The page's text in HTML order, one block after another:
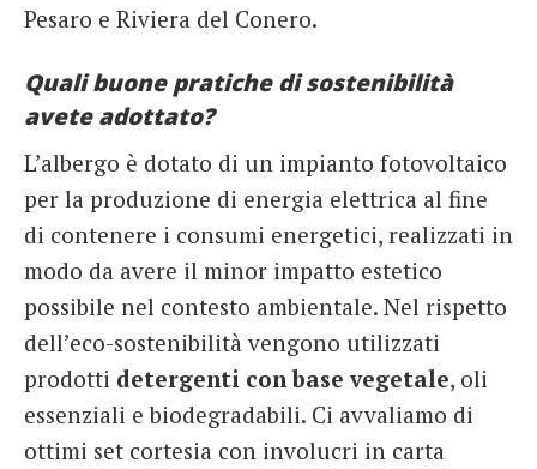
Pesaro e Riviera del Conero.
Quali buone pratiche di sostenibilità
avete adottato?
L’albergo è dotato di un impianto fotovoltaico
per la produzione di energia elettrica al fine
di contenere i consumi energetici, realizzati in
modo da avere il minor impatto estetico
possibile nel contesto ambientale. Nel rispetto
dell’eco-sostenibilità vengono utilizzati
prodotti detergenti con base vegetale, oli
essenziali e biodegradabili. Ci avvaliamo di
ottimi set cortesia con involucri in carta